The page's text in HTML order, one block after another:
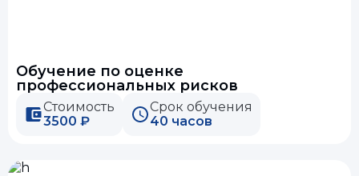
Обучение по оценке
профессиональных рисков
Стоимость
3500 ₽
Срок обучения
40 часов